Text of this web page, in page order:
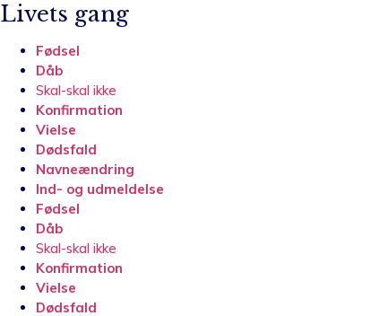
Livets gang
Fødsel
Dåb
Skal-skal ikke
Konfirmation
Vielse
Dødsfald
Navneændring
Ind- og udmeldelse
Fødsel
Dåb
Skal-skal ikke
Konfirmation
Vielse
Dødsfald